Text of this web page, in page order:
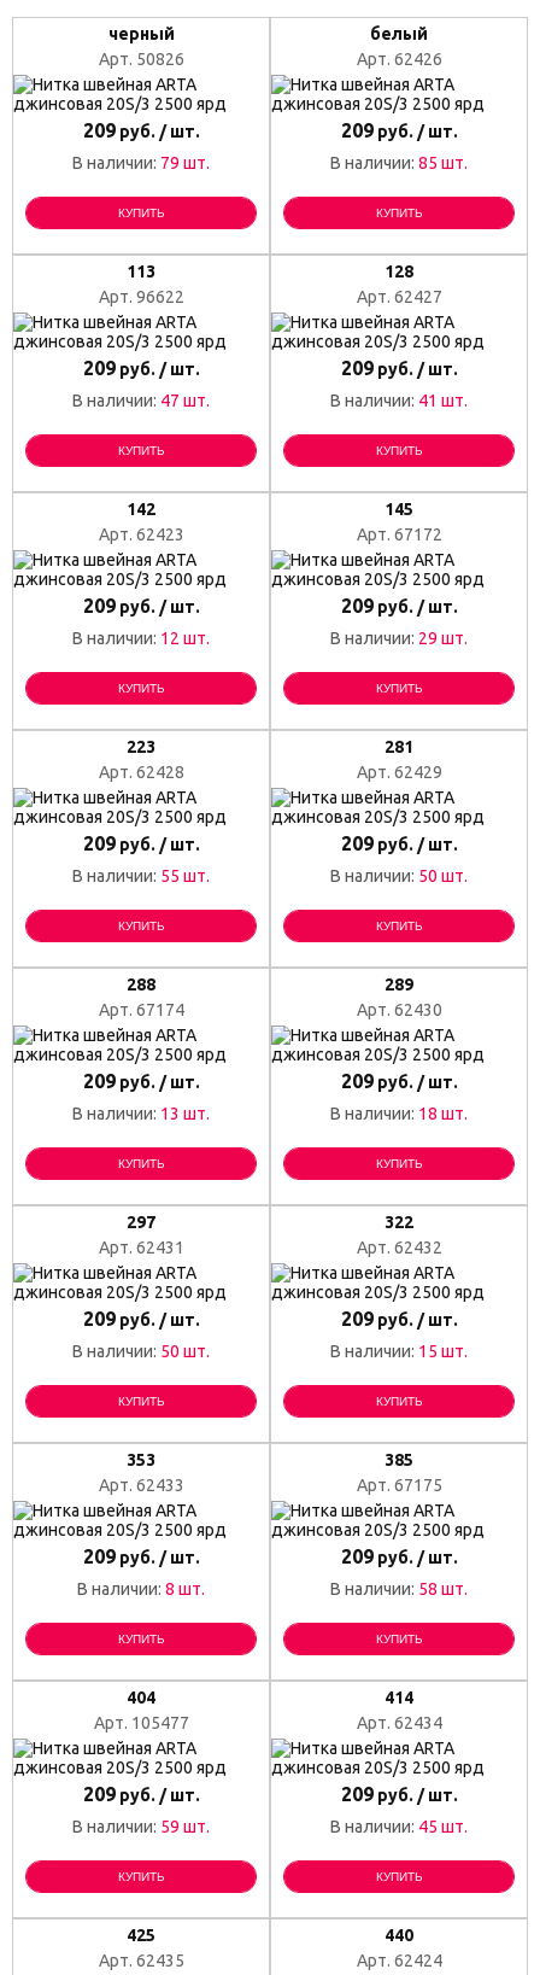
черный
Арт. 50826
209руб. / шт.
В наличии: 79 шт.
КУПИТЬ
белый
Арт. 62426
209руб. / шт.
В наличии: 85 шт.
КУПИТЬ
113
Арт. 96622
209руб. / шт.
В наличии: 47 шт.
КУПИТЬ
128
Арт. 62427
209руб. / шт.
В наличии: 41 шт.
КУПИТЬ
142
Арт. 62423
209руб. / шт.
В наличии: 12 шт.
КУПИТЬ
145
Арт. 67172
209руб. / шт.
В наличии: 29 шт.
КУПИТЬ
223
Арт. 62428
209руб. / шт.
В наличии: 55 шт.
КУПИТЬ
281
Арт. 62429
209руб. / шт.
В наличии: 50 шт.
КУПИТЬ
288
Арт. 67174
209руб. / шт.
В наличии: 13 шт.
КУПИТЬ
289
Арт. 62430
209руб. / шт.
В наличии: 18 шт.
КУПИТЬ
297
Арт. 62431
209руб. / шт.
В наличии: 50 шт.
КУПИТЬ
322
Арт. 62432
209руб. / шт.
В наличии: 15 шт.
КУПИТЬ
353
Арт. 62433
209руб. / шт.
В наличии: 8 шт.
КУПИТЬ
385
Арт. 67175
209руб. / шт.
В наличии: 58 шт.
КУПИТЬ
404
Арт. 105477
209руб. / шт.
В наличии: 59 шт.
КУПИТЬ
414
Арт. 62434
209руб. / шт.
В наличии: 45 шт.
КУПИТЬ
425
Арт. 62435
440
Арт. 62424